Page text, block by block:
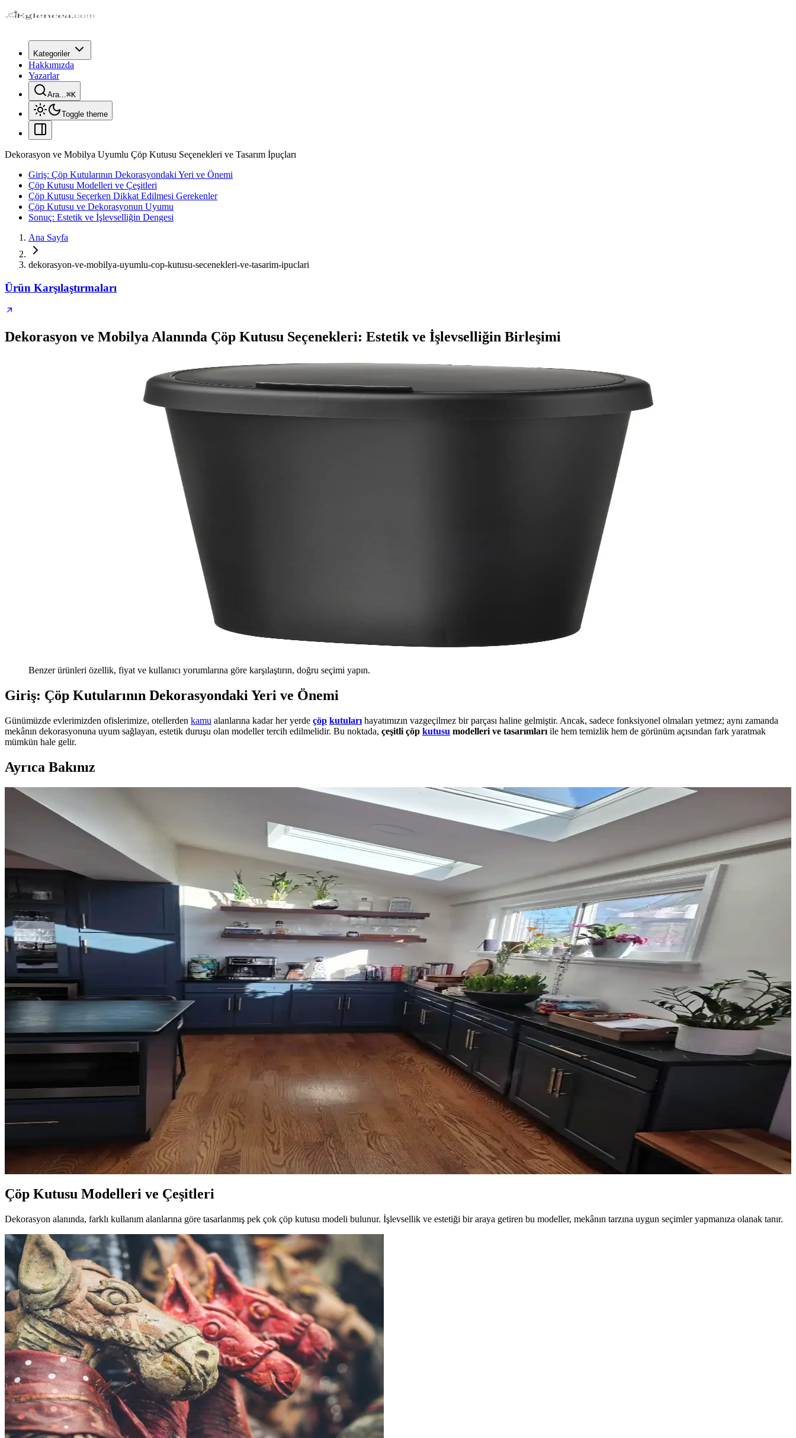
Kategoriler
Hakkımızda
Yazarlar
Ara...⌘K
Toggle theme
Dekorasyon ve Mobilya Uyumlu Çöp Kutusu Seçenekleri ve Tasarım İpuçları
Giriş: Çöp Kutularının Dekorasyondaki Yeri ve Önemi
Çöp Kutusu Modelleri ve Çeşitleri
Çöp Kutusu Seçerken Dikkat Edilmesi Gerekenler
Çöp Kutusu ve Dekorasyonun Uyumu
Sonuç: Estetik ve İşlevselliğin Dengesi
Ana Sayfa
dekorasyon-ve-mobilya-uyumlu-cop-kutusu-secenekleri-ve-tasarim-ipuclari
Ürün Karşılaştırmaları
Dekorasyon ve Mobilya Alanında Çöp Kutusu Seçenekleri: Estetik ve İşlevselliğin Birleşimi
Benzer ürünleri özellik, fiyat ve kullanıcı yorumlarına göre karşılaştırın, doğru seçimi yapın.
Giriş: Çöp Kutularının Dekorasyondaki Yeri ve Önemi
Günümüzde evlerimizden ofislerimize, otellerden kamu alanlarına kadar her yerde çöp kutuları hayatımızın vazgeçilmez bir parçası haline gelmiştir. Ancak, sadece fonksiyonel olmaları yetmez; aynı zamanda
mekânın dekorasyonuna uyum sağlayan, estetik duruşu olan modeller tercih edilmelidir. Bu noktada, çeşitli çöp kutusu modelleri ve tasarımları ile hem temizlik hem de görünüm açısından fark yaratmak
mümkün hale gelir.
Ayrıca Bakınız
Ev Dekorasyonunda Halı Seçimi: Renk Dengesi ve Uyum Prensipleriyle Mekan Tasarımı
Ev dekorasyonunda halı seçimi, renk dengesi ve desen uyumu ile mekanın atmosferini belirler. 60/30/10 prensibi ve mobilyalarla uyum, yaşam alanına sıcaklık ve kişilik katar.
Yatak Odası Perde Seçimi ve Asma Teknikleri: Estetik ve Fonksiyonel Yaklaşımlar
Yatak odası perdelerinde doğru seçim ve asma teknikleri, mekanın estetiğini ve enerji verimliliğini artırır. Pelmet kullanımı ve uygun perde çubuğu destekleriyle konfor sağlanır.
Sherwin Williams Cream & Sugar Duvar Rengine Uyumlu Perde Seçimi ve Ton Çakışması Önleme Yöntemleri
Sherwin Williams Cream & Sugar duvar rengine sahip odalarda perde seçimi, halı ve dekorasyonla uyumlu tonlarda yapılmalı. Pinch pleat model perdeler estetik görünüm sağlar ve ton çakışmasını önler.
Ev Satışında Valance Kullanımı ve Pencere Dekorasyonunun Mekana Etkileri
Ev satışında valance kullanımı, pencere görünümünü yumuşatırken mekana renk ve doku katar. Ancak yanlış kullanım mekanda görsel karmaşa yaratabilir ve ışık alımını kısıtlayabilir.
Orta 2000'ler Sarı Tonları: Mekanlarda Doğru Renk Seçimi ve Uyum Analizi
Orta 2000'ler sarı tonları, doğru kombinasyonlarla mekanlara sıcaklık katabilir. Ancak uyumsuz kullanımlarda eski moda ve sıradan bir görünüm ortaya çıkabilir. Renk seçimi mekanın diğer unsurlarıyla
dengelenmeli.
Salon Duvar Düzenlemesinde Raf Kullanımı ve Estetik Dengenin Sağlanması
Salon duvarlarında rafların simetrik yerleşimi, aksesuar seçimi ve mobilya düzeni mekânın estetik ve fonksiyonel dengesini sağlar. Doğru duvar rengi ve sanat eserleriyle ferah bir atmosfer oluşturulur.
Oda Düzenlemesinde Boş Alanların Fonksiyonel ve Estetik Değerlendirme Yöntemleri
Oda düzenlemesinde boş alanların bitkiler, aynalar, raflar ve sanat eserleriyle değerlendirilmesi yaşam kalitesini artırır. Doğru yerleştirme ile fonksiyonel ve estetik mekanlar oluşturulur.
Mutfak Köşesini Fonksiyonel ve Estetik Hale Getirme Pratik Düzenleme Yöntemleri
Mutfak köşenizi düzenlerken gereksiz eşyalardan kurtulmak, bitkileri doğru konumlandırmak ve askı sistemleri kullanmak işlevsellik ve estetik sağlar. Alanı işlevsel gruplarla düzenlemek önemlidir.
Çöp Kutusu Modelleri ve Çeşitleri
Dekorasyon alanında, farklı kullanım alanlarına göre tasarlanmış pek çok çöp kutusu modeli bulunur. İşlevsellik ve estetiği bir araya getiren bu modeller, mekânın tarzına uygun seçimler yapmanıza olanak tanır.